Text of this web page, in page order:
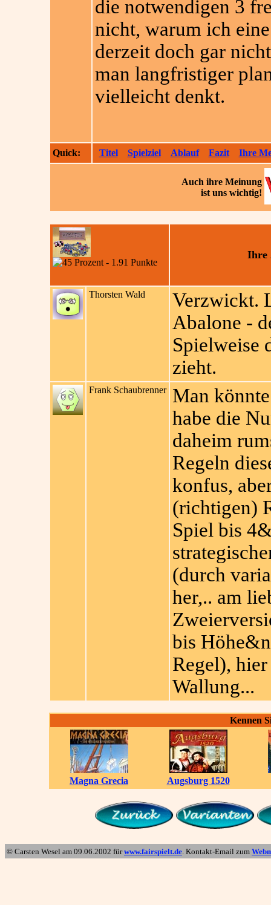
die notwendigen 3
nicht, warum ich
derzeit doch gar
man langfristiger
vielleicht denkt.
Quick: Titel Spielziel Ablauf Fazit Ihre
Auch ihre Meinung
ist uns wichtig!
Ihre
Thorsten Wald
Verzwickt.
Abalone -
Spielweise
zieht.
Frank Schaubrenner
Man
habe die
daheim
Regeln
konfus,
(richtigen)
Spiel bis
(durch
her,.. am
bis
Regel),
Wallung...
Kennen
Magna Grecia Augsburg 1520
© Carsten Wesel am 09.06.2002 fürwww.fairspielt.de. Kontakt-Email zum